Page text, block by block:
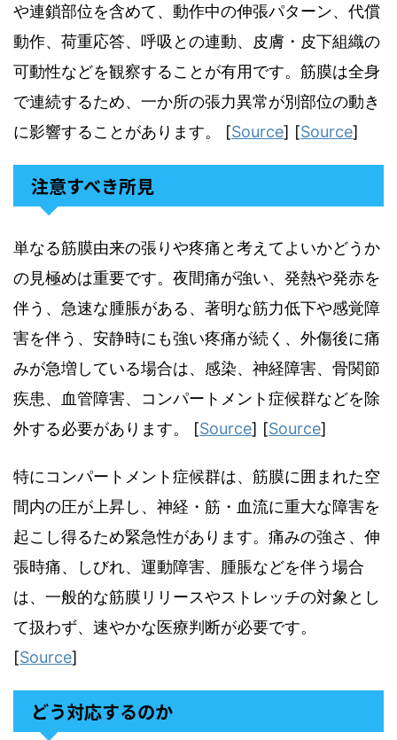
や連鎖部位を含めて、動作中の伸張パターン、代償
動作、荷重応答、呼吸との連動、皮膚・皮下組織の
可動性などを観察することが有用です。筋膜は全身
で連続するため、一か所の張力異常が別部位の動き
に影響することがあります。 [Source] [Source]
注意すべき所見
単なる筋膜由来の張りや疼痛と考えてよいかどうか
の見極めは重要です。夜間痛が強い、発熱や発赤を
伴う、急速な腫脹がある、著明な筋力低下や感覚障
害を伴う、安静時にも強い疼痛が続く、外傷後に痛
みが急増している場合は、感染、神経障害、骨関節
疾患、血管障害、コンパートメント症候群などを除
外する必要があります。 [Source] [Source]
特にコンパートメント症候群は、筋膜に囲まれた空
間内の圧が上昇し、神経・筋・血流に重大な障害を
起こし得るため緊急性があります。痛みの強さ、伸
張時痛、しびれ、運動障害、腫脹などを伴う場合
は、一般的な筋膜リリースやストレッチの対象とし
て扱わず、速やかな医療判断が必要です。
[Source]
どう対応するのか